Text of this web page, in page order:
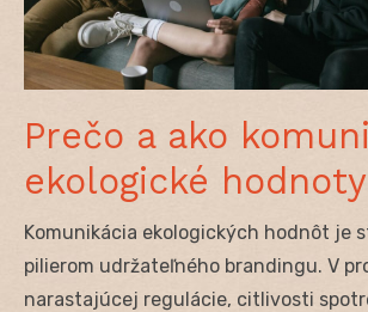
Prečo a ako
ekologické hodnoty
Komunikácia ekologických hodnôt je
pilierom udržateľného brandingu. V
narastajúcej regulácie, citlivosti